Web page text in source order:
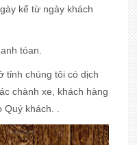
kể từ ngày khách
tóan.
tỉnh chúng tôi có dịch
chành xe, khách hàng
Quý khách. .